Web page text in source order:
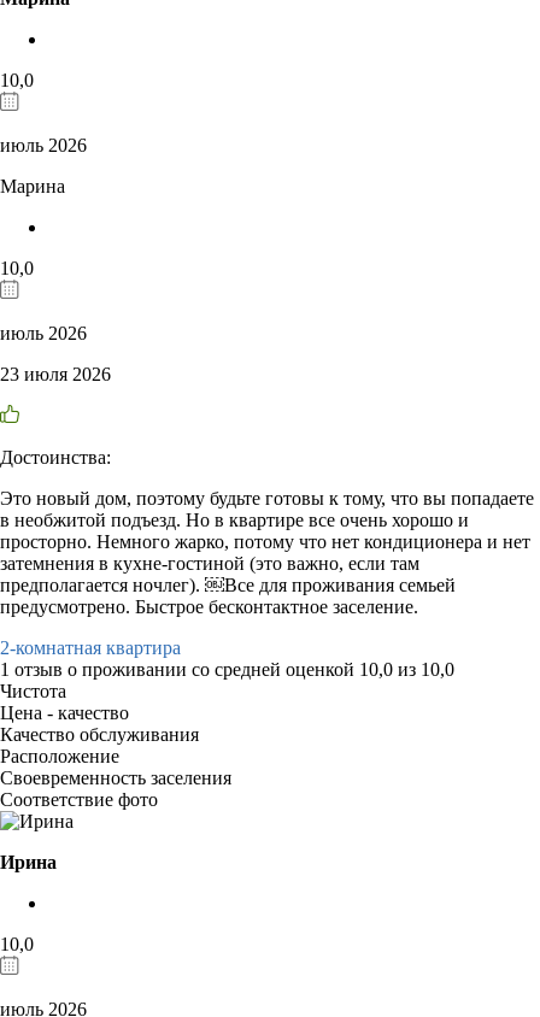
10,0
июль 2026
Марина
10,0
июль 2026
23 июля 2026
Достоинства:
Это новый дом, поэтому будьте готовы к тому, что вы попадаете
в необжитой подъезд. Но в квартире все очень хорошо и
просторно. Немного жарко, потому что нет кондиционера и нет
затемнения в кухне-гостиной (это важно, если там
предполагается ночлег). ￼Все для проживания семьей
предусмотрено. Быстрое бесконтактное заселение.
2-комнатная квартира
1 отзыв о проживании со средней оценкой 10,0 из 10,0
Чистота
Цена - качество
Качество обслуживания
Расположение
Своевременность заселения
Соответствие фото
Ирина
10,0
июль 2026